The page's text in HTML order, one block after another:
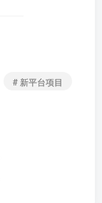
# 新平台项目